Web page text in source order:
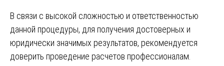
В связи с высокой сложностью и ответственностью
данной процедуры, для получения достоверных и
юридически значимых результатов, рекомендуется
доверить проведение расчетов профессионалам.